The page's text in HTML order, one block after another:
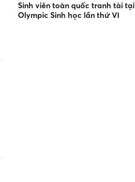
Sinh viên toàn quốc tranh tài tại
Olympic Sinh học lần thứ VI